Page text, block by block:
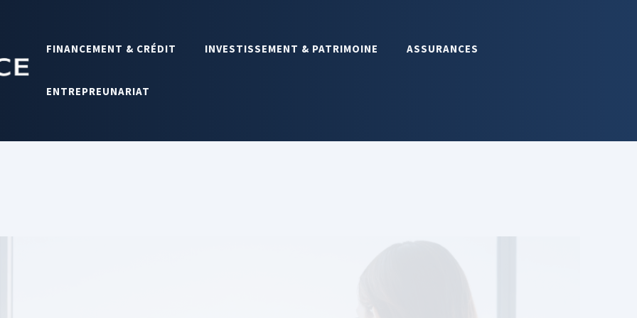
FINANCEMENT & CRÉDIT INVESTISSEMENT & PATRIMOINE ASSURANCES
ENTREPREUNARIAT